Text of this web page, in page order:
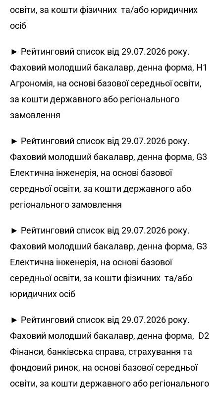
освіти, за кошти фізичних та/або юридичних
осіб
► Рейтинговий список від 29.07.2026 року.
Фаховий молодший бакалавр, денна форма, H1
Агрономія, на основі базової середньої освіти,
за кошти державного або регіонального
замовлення
► Рейтинговий список від 29.07.2026 року.
Фаховий молодший бакалавр, денна форма, G3
Електична інженерія, на основі базової
середньої освіти, за кошти державного або
регіонального замовлення
► Рейтинговий список від 29.07.2026 року.
Фаховий молодший бакалавр, денна форма, G3
Електична інженерія, на основі базової
середньої освіти, за кошти фізичних та/або
юридичних осіб
► Рейтинговий список від 29.07.2026 року.
Фаховий молодший бакалавр, денна форма, D2
Фінанси, банківська справа, страхування та
фондовий ринок, на основі базової середньої
освіти, за кошти державного або регіонального